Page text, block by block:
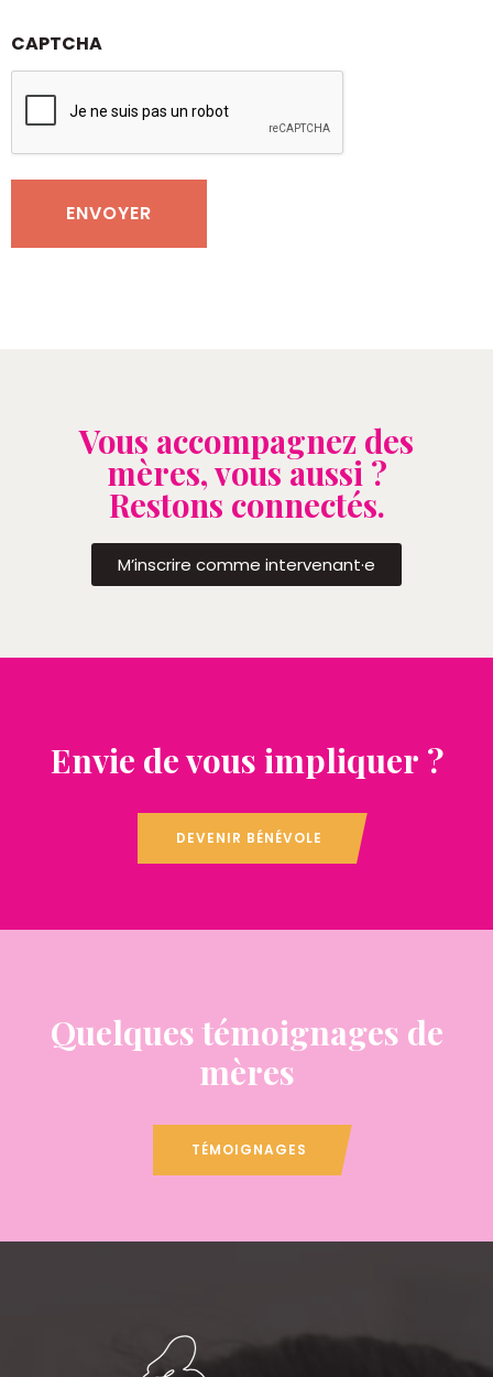
CAPTCHA
Vous accompagnez des
mères, vous aussi ?
Restons connectés.
M’inscrire comme intervenant·e
Envie de vous impliquer ?
DEVENIR BÉNÉVOLE
Quelques témoignages de
mères
TÉMOIGNAGES